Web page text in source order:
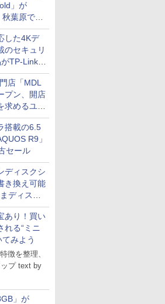
」が
葉原で中
がお買い得
した4Kデ
のセキュリ
TP-Linkか
店「MDL
プン、開店
めるユー
蛇の列に
搭載の6.5
R9」
セール
ディスクシ
き換え可能
ディスク
あり！買い
れる“ミニ
みよう
徴を整理、
プ text by
」が